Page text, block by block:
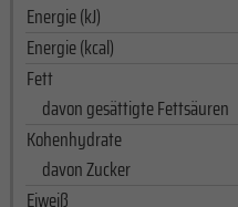
Energie (kJ)
Energie (kcal)
Fett
davon gesättigte Fettsäuren
Kohenhydrate
davon Zucker
Eiweiß